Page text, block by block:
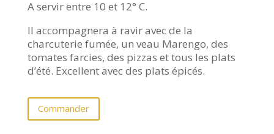
A servir entre 10 et 12° C.
Il accompagnera à ravir avec de la
charcuterie fumée, un veau Marengo, des
tomates farcies, des pizzas et tous les plats
d’été. Excellent avec des plats épicés.
Commander